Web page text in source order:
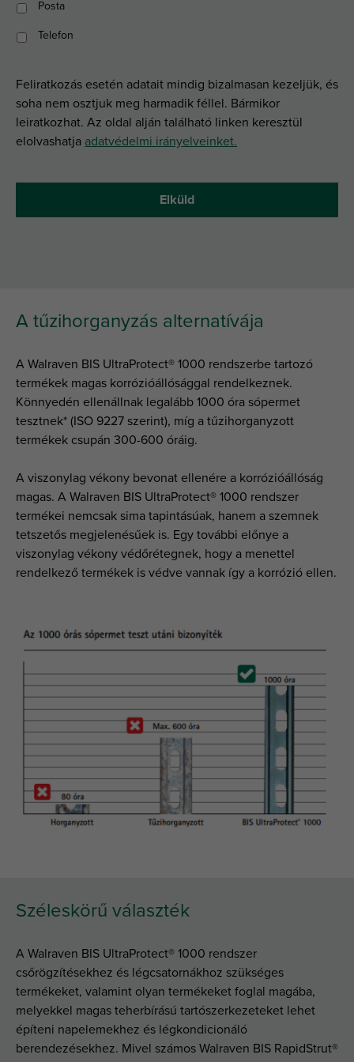
Posta
Telefon
Feliratkozás esetén adatait mindig bizalmasan kezeljük, és
soha nem osztjuk meg harmadik féllel. Bármikor
leiratkozhat. Az oldal alján található linken keresztül
elolvashatja adatvédelmi irányelveinket.
A tűzihorganyzás alternatívája
A Walraven BIS UltraProtect® 1000 rendszerbe tartozó
termékek magas korrózióállósággal rendelkeznek.
Könnyedén ellenállnak legalább 1000 óra sópermet
tesztnek* (ISO 9227 szerint), míg a tűzihorganyzott
termékek csupán 300-600 óráig.
A viszonylag vékony bevonat ellenére a korrózióállóság
magas. A Walraven BIS UltraProtect® 1000 rendszer
termékei nemcsak sima tapintásúak, hanem a szemnek
tetszetős megjelenésűek is. Egy további előnye a
viszonylag vékony védőrétegnek, hogy a menettel
rendelkező termékek is védve vannak így a korrózió ellen.
Széleskörű választék
A Walraven BIS UltraProtect® 1000 rendszer
csőrögzítésekhez és légcsatornákhoz szükséges
termékeket, valamint olyan termékeket foglal magába,
melyekkel magas teherbírású tartószerkezeteket lehet
építeni napelemekhez és légkondicionáló
berendezésekhez. Mivel számos Walraven BIS RapidStrut®